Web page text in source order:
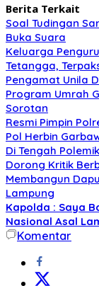
Berita Terkait
Soal Tudingan
Buka Suara
Keluarga
Tetangga,
Pengamat Unila
Program Umrah
Sorotan
Resmi Pimpin
Pol Herbin
Di Tengah
Dorong Kritik
Membangun
Lampung
Kapolda : Saya
Nasional Asal
Komentar